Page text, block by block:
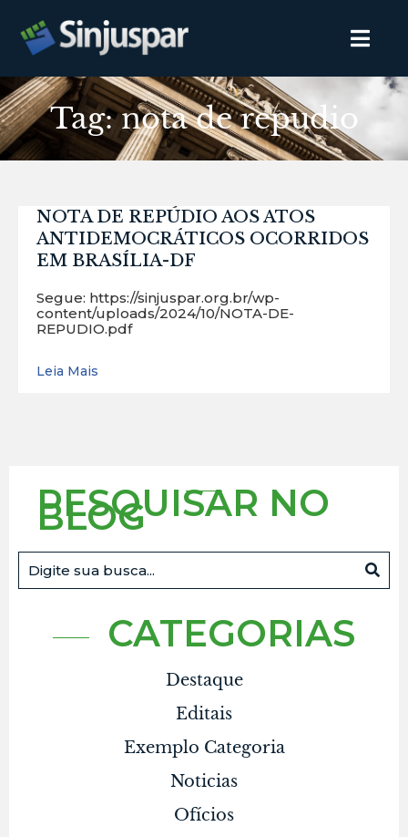
Tag: nota de repudio
NOTA DE REPÚDIO AOS ATOS
ANTIDEMOCRÁTICOS OCORRIDOS
EM BRASÍLIA-DF
Segue: https://sinjuspar.org.br/wp-
content/uploads/2024/10/NOTA-DE-
REPUDIO.pdf
Leia Mais
PESQUISAR NO
BLOG
CATEGORIAS
Destaque
Editais
Exemplo Categoria
Noticias
Ofícios